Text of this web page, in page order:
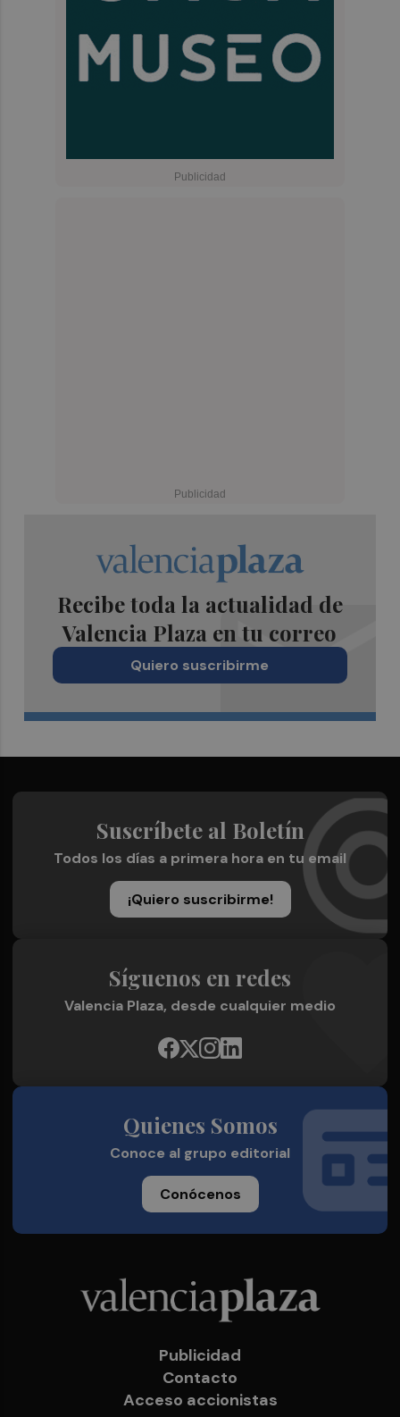
Recibe toda la actualidad de
Valencia Plaza en tu correo
Quiero suscribirme
Suscríbete al Boletín
Todos los días a primera hora en tu email
¡Quiero suscribirme!
Síguenos en redes
Valencia Plaza, desde cualquier medio
Quienes Somos
Conoce al grupo editorial
Conócenos
Publicidad
Contacto
Acceso accionistas